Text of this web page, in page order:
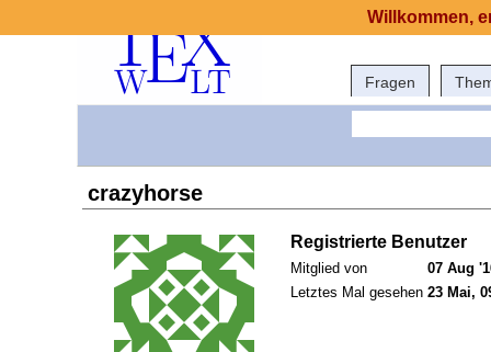
Fragen
crazyhorse
Registrierte Benutzer
Mitglied von
07 Aug
Letztes Mal gesehen 23 Mai,
Willkommen,